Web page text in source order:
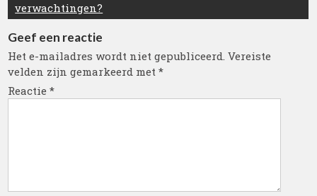
verwachtingen?
Geef een reactie
Het e-mailadres wordt niet gepubliceerd. Vereiste
velden zijn gemarkeerd met*
Reactie*